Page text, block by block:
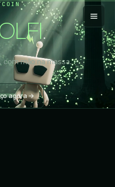
.
mão na massa.
agora →